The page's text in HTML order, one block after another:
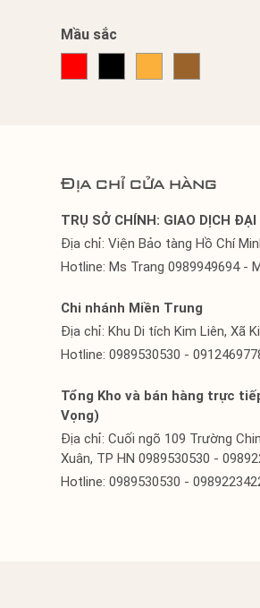
Mầu sắc
Địa chỉ cửa hàng
TRỤ SỞ CHÍNH: GIAO DỊCH
Địa chỉ: Viện Bảo tàng Hồ Chí
Hotline: Ms Trang 0989949694 -
Chi nhánh Miền Trung
Địa chỉ: Khu Di tích Kim Liên, Xã
Hotline: 0989530530 -
Tổng Kho và bán hàng trực
Vọng)
Địa chỉ: Cuối ngõ 109 Trường
Xuân, TP HN 0989530530 -
Hotline: 0989530530 -